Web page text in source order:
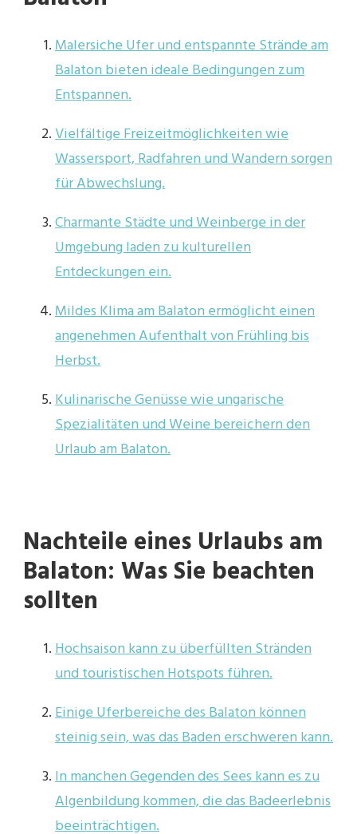
Malersiche Ufer und entspannte Strände am
Balaton bieten ideale Bedingungen zum
Entspannen.
Vielfältige Freizeitmöglichkeiten wie
Wassersport, Radfahren und Wandern sorgen
für Abwechslung.
Charmante Städte und Weinberge in der
Umgebung laden zu kulturellen
Entdeckungen ein.
Mildes Klima am Balaton ermöglicht einen
angenehmen Aufenthalt von Frühling bis
Herbst.
Kulinarische Genüsse wie ungarische
Spezialitäten und Weine bereichern den
Urlaub am Balaton.
Nachteile eines Urlaubs am
Balaton: Was Sie beachten
sollten
Hochsaison kann zu überfüllten Stränden
und touristischen Hotspots führen.
Einige Uferbereiche des Balaton können
steinig sein, was das Baden erschweren kann.
In manchen Gegenden des Sees kann es zu
Algenbildung kommen, die das Badeerlebnis
beeinträchtigen.